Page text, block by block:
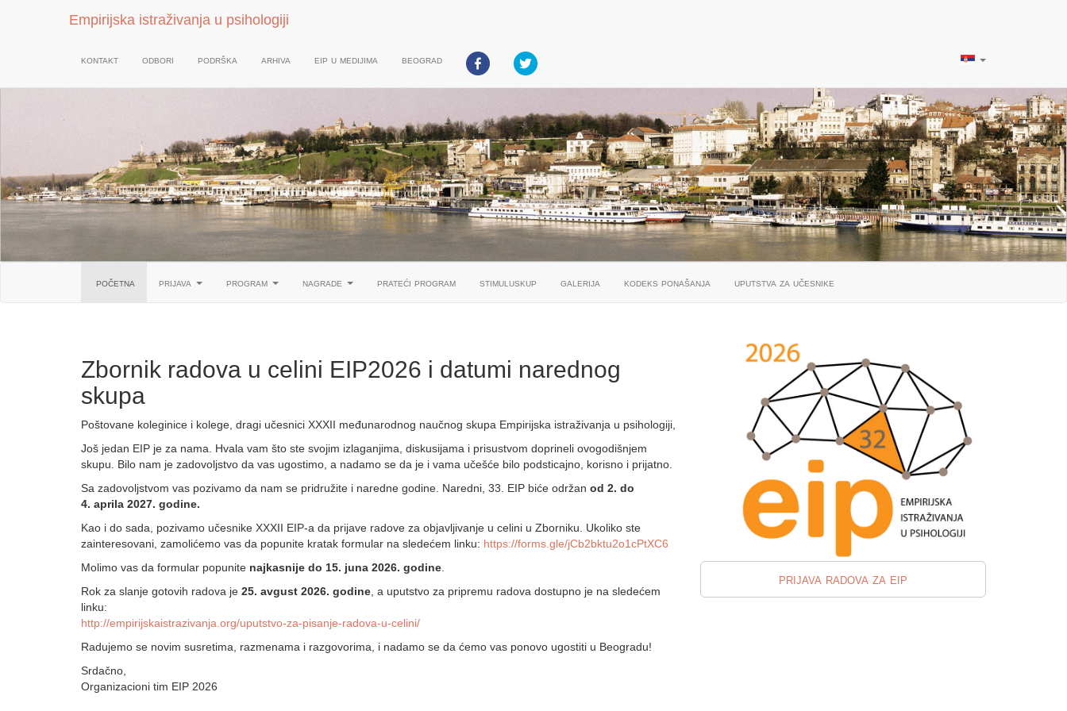
Empirijska istraživanja u psihologiji
kontakt odbori podrška arhiva eip u medijima beograd
početna prijava program nagrade prateći program stimuluskup galerija kodeks ponašanja uputstva za učesnike
Zbornik radova u celini EIP2026 i datumi narednog
skupa
Poštovane koleginice i kolege, dragi učesnici XXXII međunarodnog naučnog skupa Empirijska istraživanja u psihologiji,
Još jedan EIP je za nama. Hvala vam što ste svojim izlaganjima, diskusijama i prisustvom doprineli ovogodišnjem
skupu. Bilo nam je zadovoljstvo da vas ugostimo, a nadamo se da je i vama učešće bilo podsticajno, korisno i prijatno.
Sa zadovoljstvom vas pozivamo da nam se pridružite i naredne godine. Naredni, 33. EIP biće održan od 2. do
4. aprila 2027. godine.
Kao i do sada, pozivamo učesnike XXXII EIP-a da prijave radove za objavljivanje u celini u Zborniku . Ukoliko ste
zainteresovani, zamolićemo vas da popunite kratak formular na sledećem linku: https://forms.gle/jCb2bktu2o1cPtXC6
Molimo vas da formular popunite najkasnije do 15. juna 2026. godine
Rok za slanje gotovih radova je 25. avgust 2026. godine , a uputstvo za pripremu radova dostupno je na sledećem
linku:
http://empirijskaistrazivanja. org/uputstvo-za-pisanje-radova-u-celini/
Radujemo se novim susretima, razmenama i razgovorima , i nadamo se da ćemo vas ponovo ugostiti u Beogradu!
Srdačno,
Organizacioni tim EIP 2026
prijava radova za eip